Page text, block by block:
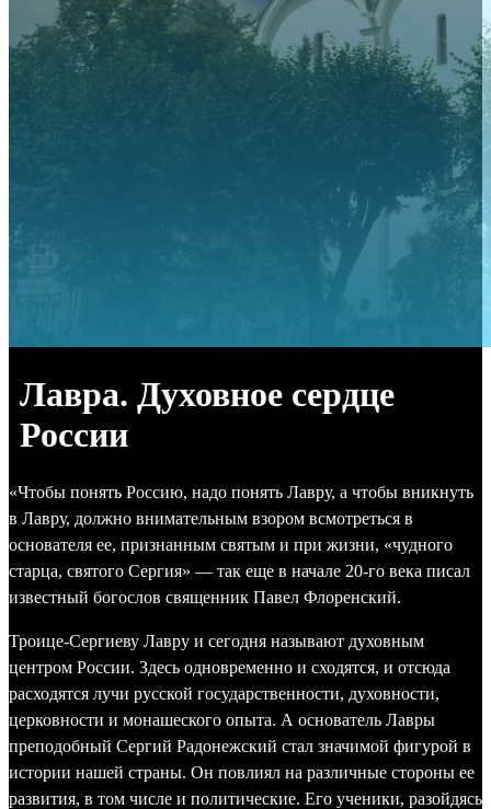
Лавра. Духовное сердце
России
«Чтобы понять Россию, надо понять Лавру, а чтобы вникнуть
в Лавру, должно внимательным взором всмотреться в
основателя ее, признанным святым и при жизни, «чудного
старца, святого Сергия» — так еще в начале 20-го века писал
известный богослов священник Павел Флоренский.
Троице-Сергиеву Лавру и сегодня называют духовным
центром России. Здесь одновременно и сходятся, и отсюда
расходятся лучи русской государственности, духовности,
церковности и монашеского опыта. А основатель Лавры
преподобный Сергий Радонежский стал значимой фигурой в
истории нашей страны. Он повлиял на различные стороны ее
развития, в том числе и политические. Его ученики, разойдясь